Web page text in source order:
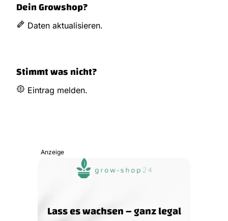
Dein Growshop?
Daten aktualisieren.
Stimmt was nicht?
Eintrag melden.
Anzeige
Lass es wachsen – ganz legal